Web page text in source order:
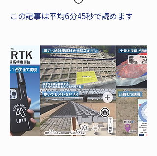
この記事は平均6分45秒で読めます